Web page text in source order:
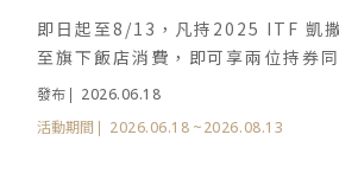
即日起至8/13，凡持2025 ITF 凱
至旗下飯店消費，即可享兩位持券
孩童免費用餐
發布 2026.06.18
活動期間 2026.06.18 ~2026.08.13